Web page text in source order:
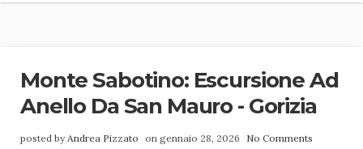
Monte Sabotino: Escursione Ad
Anello Da San Mauro - Gorizia
posted by Andrea Pizzato on gennaio 28, 2026 No Comments